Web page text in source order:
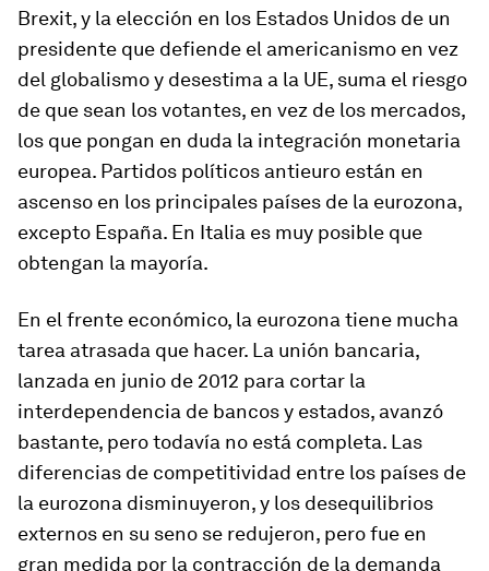
Brexit, y la elección en los Estados Unidos de un
presidente que defiende el americanismo en vez
del globalismo y desestima a la UE, suma el riesgo
de que sean los votantes, en vez de los mercados,
los que pongan en duda la integración monetaria
europea. Partidos políticos antieuro están en
ascenso en los principales países de la eurozona,
excepto España. En Italia es muy posible que
obtengan la mayoría.
En el frente económico, la eurozona tiene mucha
tarea atrasada que hacer. La unión bancaria,
lanzada en junio de 2012 para cortar la
interdependencia de bancos y estados, avanzó
bastante, pero todavía no está completa. Las
diferencias de competitividad entre los países de
la eurozona disminuyeron, y los desequilibrios
externos en su seno se redujeron, pero fue en
gran medida por la contracción de la demanda